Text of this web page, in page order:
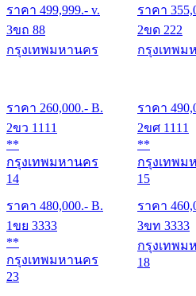
ราคา 499,999.- v. ราคา
3ขถ 88
กรุงเทพมหานคร
ราคา 260,000.- B.
2ขด 222
กรุงเทพม
ราคา
2ขว 1111
**
กรุงเทพมหานคร
14
ราคา 480,000.- B.
2ขศ 1111
**
กรุงเทพม
15
ราคา
1ขย 3333
**
กรุงเทพมหานคร
23
3ขท 3333
กรุงเทพม
18